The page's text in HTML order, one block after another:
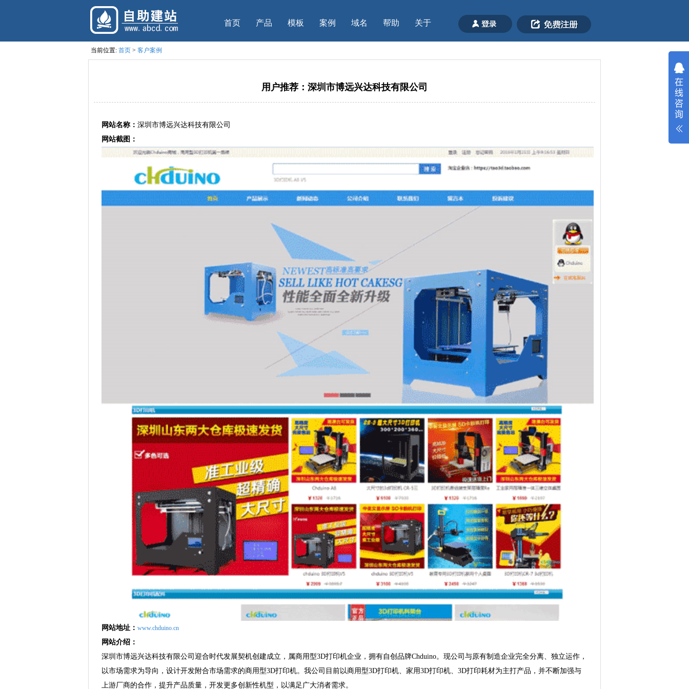
首页 产品 模板 案例 域名 帮助 关于
当前位置: 首页 > 客户案例
用户推荐：深圳市博远兴达科技有限公司
网站名称： 深圳市博远兴达科技有限公司
网站截图：
网站地址： www.chduino.cn
网站介绍：
深圳市博远兴达科技有限公司迎合时代发展契机创建成立，属商用型3D打印机企业，拥有自创品牌Chduino。现公司与原有制造企业完全分离、独立运作，
以市场需求为导向，设计开发附合市场需求的商用型3D打印机。我公司目前以商用型3D打印机、家用3D打印机、3D打印耗材为主打产品，并不断加强与
上游厂商的合作，提升产品质量，开发更多创新性机型，以满足广大消者需求。